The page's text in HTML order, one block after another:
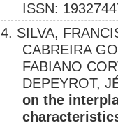
ISSN:
4. SILVA,
CABREIRA
FABIANO
DEPEYROT,
on the